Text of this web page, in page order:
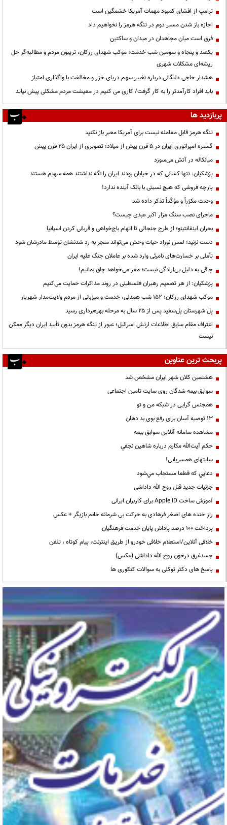
ترامپ از افشای کمبود مهمات آمریکا خشمگین است
اجازه باز شدن مسیر دوم در تنگه هرمز را نخواهیم داد
فرق است میان مجاهدان در میدان و ساکتین
یکصد و پنجاه و سومین شب خدمت؛ موکب شهدای رزکان، تریبون مردم و مطالبه‌گر حل
ریشه‌ای مشکلات شهری
هشدار حاجی دلیگانی درباره تغییر سهم دریای خزر و مخالفت با واگذاری امتیاز
باید افراد کارآمدتر را به کار گرفت/ کاری می کنیم در معیشت مردم مشکلی پیش نیاید
پربازدید ها
تنگه هرمز قابل معامله نیست برای آمریکا معبر باز نکنید
گستره امپراتوری ایران در ۵ قرن پیش از میلاد؛ تصویری از ایران ۲۵ قرن پیش
میانکاله در آتش می‌سوزد
پزشکیان: تنها کسانی که در خیابان بودند ایران را نگه نداشتند همه سهیم هستند
پارچه فروشی که هیچ نسبتی با بانک آینده ندارد!
وحدت مکرّراً و مؤکّداً تذکر داده شد
ماجرای نصب سنگ مزار اکبر عبدی چیست؟
بحران اینفانتینو؛ از طرح جنجالی تا اتهام باج‌خواهی و قربانی کردن اسپانیا
دست نزنید؛ لمس نوزاد حیات وحش می‌تواند منجر به رد شدنشان توسط مادرشان شود
تأملی بر خسارت‌های نامرئی وارد شده بر عاملان جنگ علیه ایران
چاقی به دلیل بی‌ارادگی نیست؛ مغز می‌خواهد چاق بمانیم!
پزشکیان: از هر تصمیم رهبران فلسطینی در روند مذاکرات حمایت می‌کنیم
موکب شهدای رزکان؛ ۱۵۲ شب همدلی، خدمت و میزبانی از مردم ولایت‌مدار شهریار
پل شهرستان پل‌سفید پس از ۲۵ سال به مرحله بهره‌برداری رسید
اعتراف مقام سابق اطلاعات ارتش اسرائیل؛ عبور از تنگه هرمز بدون تأیید ایران دیگر ممکن
نیست
پربحث ترین عناوین
هشتمین کلان شهر ایران مشخص شد
سوابق بیمه شدگان روی سایت تامین اجتماعی
همجنس گرایی در شبکه من و تو
13 توصیه آسان برای رفع بوی بد دهان
مشاهده سامانه آنلاين سوابق بیمه
حكم آيت‌الله مكارم درباره شاهين نجفي
سایتهای همسریابی!
دعايي كه قطعا مستجاب مي‌شود
جزئیات جدید قتل روح الله داداشی
آموزش ساخت Apple ID برای کاربران ایرانی
راز خنده های اصغر فرهادی به حرکت بی شرمانه خانم بازیگر + عکس
پرداخت ۱۰۰ درصد پاداش پایان خدمت فرهنگیان
خلافی آنلاین/استعلام خلافی خودرو از طریق اینترنت، پیام کوتاه ، تلفن
جسدغرق درخون روح الله داداشی (عکس)
پاسخ های دکتر توکلی به سوالات کنکوری ها